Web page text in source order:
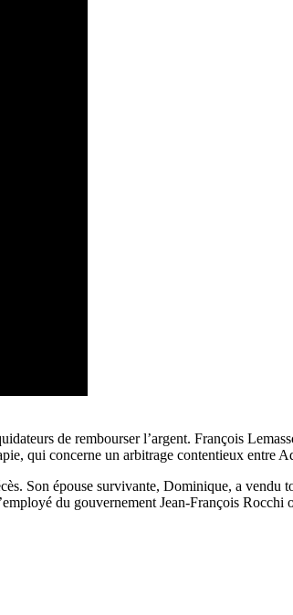
de rembourser l’argent. François
qui concerne un arbitrage contentieux entre
Son épouse survivante, Dominique, a vendu
du gouvernement Jean-François